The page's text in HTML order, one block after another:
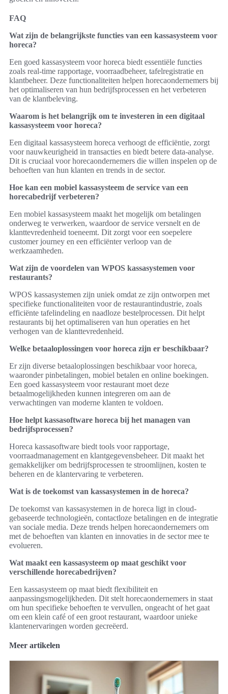
FAQ
Wat zijn de belangrijkste functies van een kassasysteem voor
horeca?
Een goed kassasysteem voor horeca biedt essentiële functies
zoals real-time rapportage, voorraadbeheer, tafelregistratie en
klantbeheer. Deze functionaliteiten helpen horecaondernemers bij
het optimaliseren van hun bedrijfsprocessen en het verbeteren
van de klantbeleving.
Waarom is het belangrijk om te investeren in een digitaal
kassasysteem voor horeca?
Een digitaal kassasysteem horeca verhoogt de efficiëntie, zorgt
voor nauwkeurigheid in transacties en biedt betere data-analyse.
Dit is cruciaal voor horecaondernemers die willen inspelen op de
behoeften van hun klanten en trends in de sector.
Hoe kan een mobiel kassasysteem de service van een
horecabedrijf verbeteren?
Een mobiel kassasysteem maakt het mogelijk om betalingen
onderweg te verwerken, waardoor de service versnelt en de
klanttevredenheid toeneemt. Dit zorgt voor een soepelere
customer journey en een efficiënter verloop van de
werkzaamheden.
Wat zijn de voordelen van WPOS kassasystemen voor
restaurants?
WPOS kassasystemen zijn uniek omdat ze zijn ontworpen met
specifieke functionaliteiten voor de restaurantindustrie, zoals
efficiënte tafelindeling en naadloze bestelprocessen. Dit helpt
restaurants bij het optimaliseren van hun operaties en het
verhogen van de klanttevredenheid.
Welke betaaloplossingen voor horeca zijn er beschikbaar?
Er zijn diverse betaaloplossingen beschikbaar voor horeca,
waaronder pinbetalingen, mobiel betalen en online boekingen.
Een goed kassasysteem voor restaurant moet deze
betaalmogelijkheden kunnen integreren om aan de
verwachtingen van moderne klanten te voldoen.
Hoe helpt kassasoftware horeca bij het managen van
bedrijfsprocessen?
Horeca kassasoftware biedt tools voor rapportage,
voorraadmanagement en klantgegevensbeheer. Dit maakt het
gemakkelijker om bedrijfsprocessen te stroomlijnen, kosten te
beheren en de klantervaring te verbeteren.
Wat is de toekomst van kassasystemen in de horeca?
De toekomst van kassasystemen in de horeca ligt in cloud-
gebaseerde technologieën, contactloze betalingen en de integratie
van sociale media. Deze trends helpen horecaondernemers om
met de behoeften van klanten en innovaties in de sector mee te
evolueren.
Wat maakt een kassasysteem op maat geschikt voor
verschillende horecabedrijven?
Een kassasysteem op maat biedt flexibiliteit en
aanpassingsmogelijkheden. Dit stelt horecaondernemers in staat
om hun specifieke behoeften te vervullen, ongeacht of het gaat
om een klein café of een groot restaurant, waardoor unieke
klantenervaringen worden gecreëerd.
Meer artikelen